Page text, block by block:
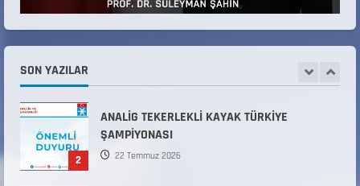
SON YAZILAR
1
Millî Savunma Bakanlığı Kara, Deniz ve Hava
Kuvvetleri Komutanlıklarına 2026 Yılı (2026-
2
ANALİG TEKERLEKLİ KAYAK TÜRKİYE
ŞAMPİYONASI
22 Temmuz 2026